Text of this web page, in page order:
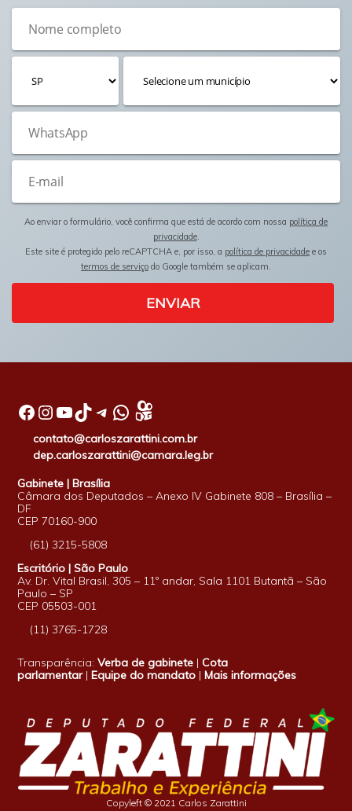
Ao enviar o formulário, você confirma que está de acordo com nossa política de
privacidade.
Este site é protegido pelo reCAPTCHA e, por isso, a política de privacidade e os
termos de serviço do Google também se aplicam.
ENVIAR
Facebook InstagramYoutube TikTok Telegram WhatsApp
contato@carloszarattini.com.br
dep.carloszarattini@camara.leg.br
Gabinete | Brasília
Câmara dos Deputados – Anexo IV Gabinete 808 – Brasília –
DF
CEP 70160-900
(61) 3215-5808
Escritório | São Paulo
Av. Dr. Vital Brasil, 305 – 11º andar, Sala 1101 Butantã – São
Paulo – SP
CEP 05503-001
(11) 3765-1728
Transparência:Verba de gabinete |Cota
parlamentar|Equipe do mandato |Mais informações
Copyleft © 2021 Carlos Zarattini